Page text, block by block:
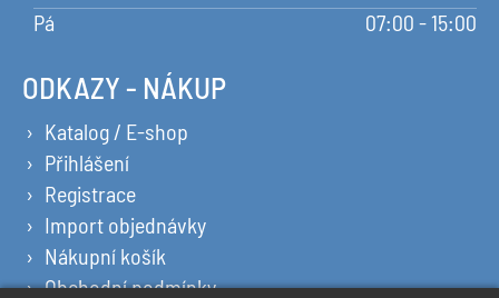
Pá
07:00 - 15:00
ODKAZY - NÁKUP
Katalog / E-shop
Přihlášení
Registrace
Import objednávky
Nákupní košík
Obchodní podmínky